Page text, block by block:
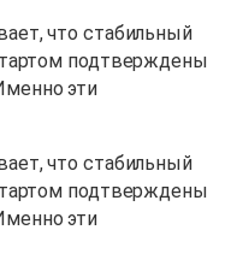
что стабильный
подтверждены
эти
что стабильный
подтверждены
эти